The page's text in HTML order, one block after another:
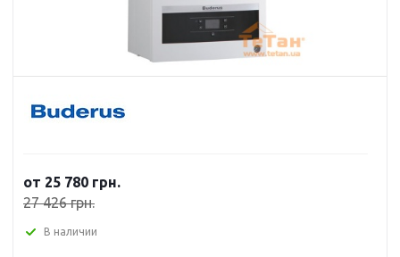
от 25 780 грн.
27 426 грн.
В наличии